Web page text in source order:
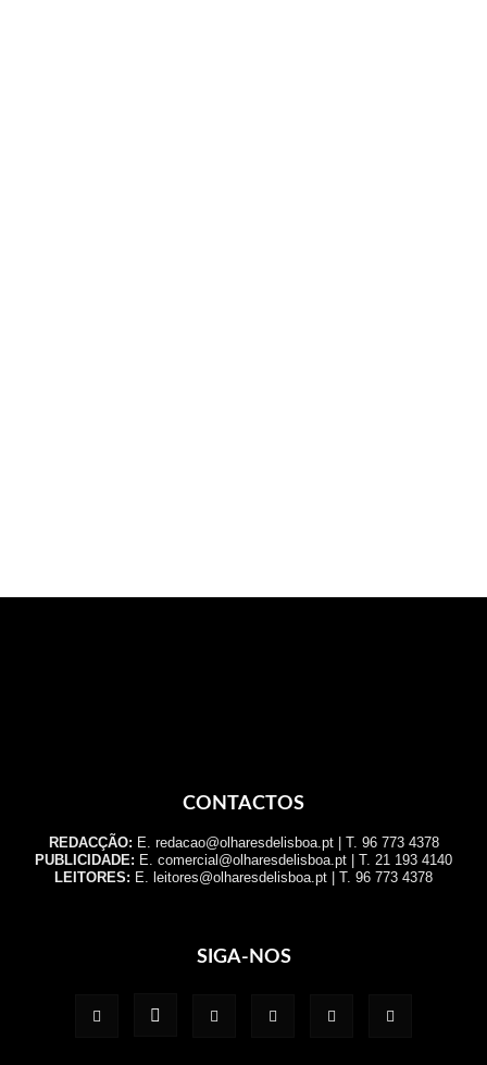
CONTACTOS
REDACÇÃO: E. redacao@olharesdelisboa.pt | T. 96 773 4378
PUBLICIDADE: E. comercial@olharesdelisboa.pt | T. 21 193 4140
LEITORES: E. leitores@olharesdelisboa.pt | T. 96 773 4378
SIGA-NOS